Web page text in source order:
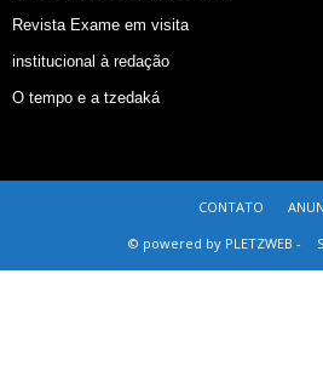
Revista Exame em visita
institucional à redação
O tempo e a tzedaká
CONTATO
© powered by PLETZWEB -